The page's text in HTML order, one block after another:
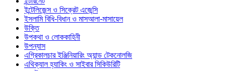
ইন্টেলিজেন্স ও সিক্রেট এজেন্সি
ইসলামি বিধি-বিধান ও মাসআলা-মাসায়েল
উক্তি
উপকথা ও লোককাহিনী
উপন্যাস
এগ্রিকালচার ইঞ্জিনিয়ারিং অ্যান্ড টেকনোলজি
এথিক্যাল হ্যাকিং ও সাইবার সিকিউরিটি